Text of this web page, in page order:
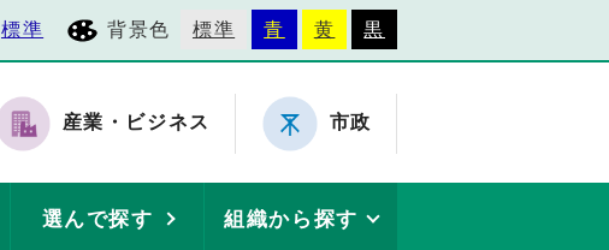
標準 背景色 標準 青 黄 黒
産業・ビジネス 市政
選んで探す 組織から探す